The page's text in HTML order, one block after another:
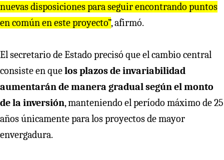
nuevas disposiciones para seguir encontrando puntos
en común en este proyecto”, afirmó.
El secretario de Estado precisó que el cambio central
consiste en quelos plazos de invariabilidad
aumentarán de manera gradual según el monto
de la inversión, manteniendo el período máximo de 25
años únicamente para los proyectos de mayor
envergadura.